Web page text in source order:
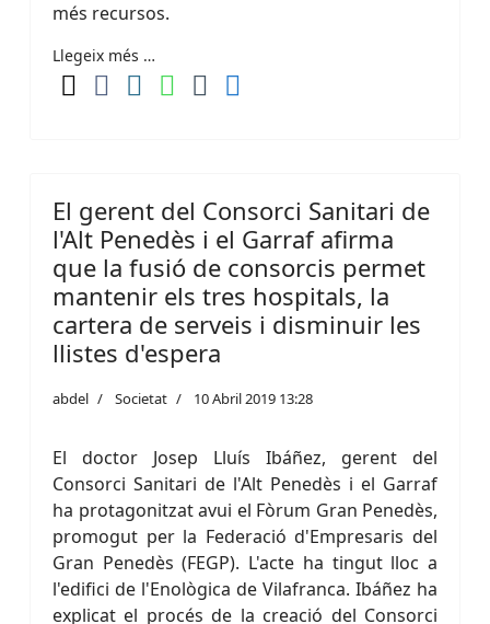
més recursos.
Llegeix més …
El gerent del Consorci Sanitari de
l'Alt Penedès i el Garraf afirma
que la fusió de consorcis permet
mantenir els tres hospitals, la
cartera de serveis i disminuir les
llistes d'espera
abdel Societat 10 Abril 2019 13:28
El doctor Josep Lluís Ibáñez, gerent del
Consorci Sanitari de l'Alt Penedès i el Garraf
ha protagonitzat avui el Fòrum Gran Penedès,
promogut per la Federació d'Empresaris del
Gran Penedès (FEGP). L'acte ha tingut lloc a
l'edifici de l'Enològica de Vilafranca. Ibáñez ha
explicat el procés de la creació del Consorci